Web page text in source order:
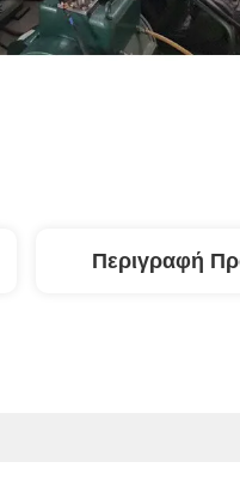
Περιγραφή